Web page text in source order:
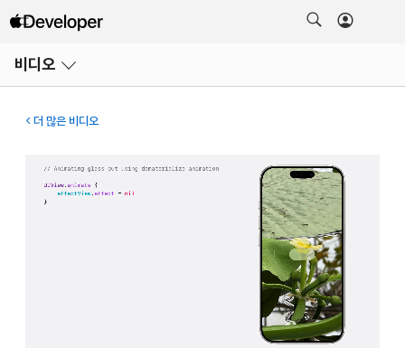
비디오
열기
더 많은 비디오